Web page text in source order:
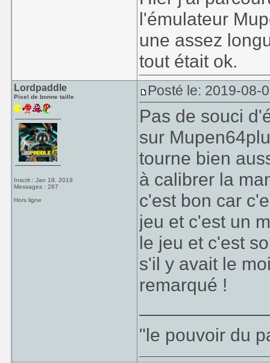
l'émulateur
une assez
tout était ok.
Lordpaddle
Pixel de bonne taille
Inscrit : Jan 19, 2019
Messages : 287
Hors ligne
Posté le: 2019-08-
Pas de souci
sur
tourne bien
à calibrer la
c'est bon car
jeu et c'est un
le jeu et c'est
s'il y avait le
remarqué !
"le pouvoir du